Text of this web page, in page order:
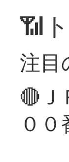
📶
注目
🔴Ｊ
０